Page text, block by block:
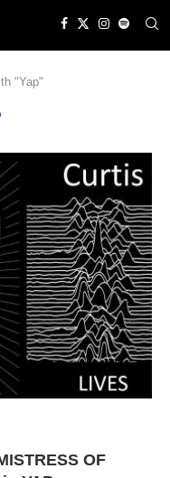
"Yap"
OF